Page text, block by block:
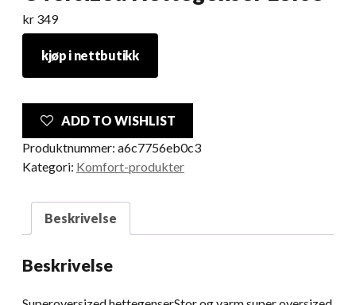
kr 349
kjøp i nettbutikk
ADD TO WISHLIST
Produktnummer: a6c7756eb0c3
Kategori: Komfort-produkter
Beskrivelse
Beskrivelse